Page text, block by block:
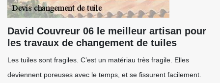
David Couvreur 06 le meilleur artisan pour
les travaux de changement de tuiles
Les tuiles sont fragiles. C’est un matériau très fragile. Elles
deviennent poreuses avec le temps, et se fissurent facilement.